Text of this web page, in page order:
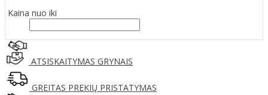
Kaina nuo iki
ATSISKAITYMAS GRYNAIS
GREITAS PREKIŲ PRISTATYMAS